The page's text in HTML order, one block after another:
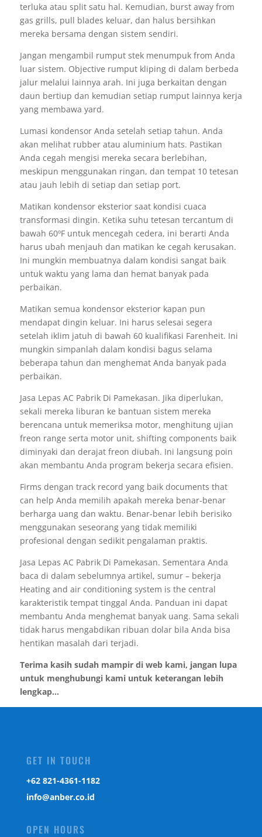
terluka atau split satu hal. Kemudian, burst away from
gas grills, pull blades keluar, dan halus bersihkan
mereka bersama dengan sistem sendiri.
Jangan mengambil rumput stek menumpuk from Anda
luar sistem. Objective rumput kliping di dalam berbeda
jalur melalui lainnya arah. Ini juga berkaitan dengan
daun bertiup dan kemudian setiap rumput lainnya kerja
yang membawa yard.
Lumasi kondensor Anda setelah setiap tahun. Anda
akan melihat rubber atau aluminium hats. Pastikan
Anda cegah mengisi mereka secara berlebihan,
meskipun menggunakan ringan, dan tempat 10 tetesan
atau jauh lebih di setiap dan setiap port.
Matikan kondensor eksterior saat kondisi cuaca
transformasi dingin. Ketika suhu tetesan tercantum di
bawah 60ºF untuk mencegah cedera, ini berarti Anda
harus ubah menjauh dan matikan ke cegah kerusakan.
Ini mungkin membuatnya dalam kondisi sangat baik
untuk waktu yang lama dan hemat banyak pada
perbaikan.
Matikan semua kondensor eksterior kapan pun
mendapat dingin keluar. Ini harus selesai segera
setelah iklim jatuh di bawah 60 kualifikasi Farenheit. Ini
mungkin simpanlah dalam kondisi bagus selama
beberapa tahun dan menghemat Anda banyak pada
perbaikan.
Jasa Lepas AC Pabrik Di Pamekasan. Jika diperlukan,
sekali mereka liburan ke bantuan sistem mereka
berencana untuk memeriksa motor, menghitung ujian
freon range serta motor unit, shifting components baik
diminyaki dan derajat freon diubah. Ini langsung poin
akan membantu Anda program bekerja secara efisien.
Firms dengan track record yang baik documents that
can help Anda memilih apakah mereka benar-benar
berharga uang dan waktu. Benar-benar lebih berisiko
menggunakan seseorang yang tidak memiliki
profesional dengan sedikit pengalaman praktis.
Jasa Lepas AC Pabrik Di Pamekasan. Sementara Anda
baca di dalam sebelumnya artikel, sumur – bekerja
Heating and air conditioning system is the central
karakteristik tempat tinggal Anda. Panduan ini dapat
membantu Anda menghemat banyak uang. Sama sekali
tidak harus mengabdikan ribuan dolar bila Anda bisa
hentikan masalah dari terjadi.
Terima kasih sudah mampir di web kami, jangan lupa
untuk menghubungi kami untuk keterangan lebih
lengkap...
GET IN TOUCH
‎+62 821-4361-1182
info@anber.co.id
OPEN HOURS